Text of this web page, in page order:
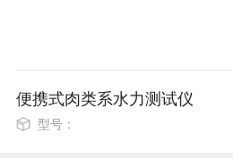
便携式肉类系水力测试仪
型号：